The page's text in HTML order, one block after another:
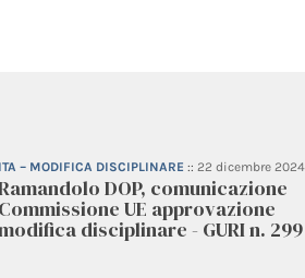
ITA – MODIFICA DISCIPLINARE ::22 dicembre 2024
DOP, comunicazione
Commissione UE approvazione
disciplinare - GURI n. 299